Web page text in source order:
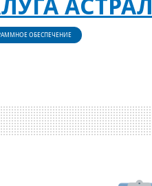
АСТРАЛ
ОБЕСПЕЧЕНИЕ